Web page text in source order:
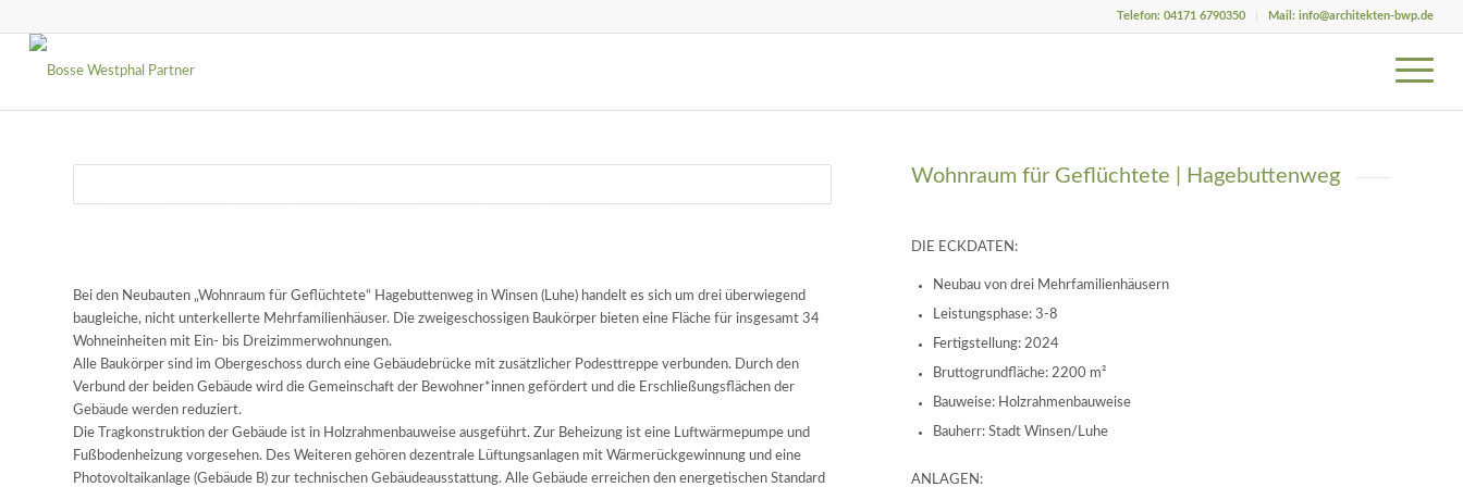
Telefon: 04171 6790350 Mail: info@architekten-bwp.de
Bei den Neubauten „Wohnraum für Geflüchtete“ Hagebuttenweg in Winsen (Luhe) handelt es sich um drei überwiegend
baugleiche, nicht unterkellerte Mehrfamilienhäuser. Die zweigeschossigen Baukörper bieten eine Fläche für insgesamt 34
Wohneinheiten mit Ein- bis Dreizimmerwohnungen.
Alle Baukörper sind im Obergeschoss durch eine Gebäudebrücke mit zusätzlicher Podesttreppe verbunden. Durch den
Verbund der beiden Gebäude wird die Gemeinschaft der Bewohner*innen gefördert und die Erschließungsflächen der
Gebäude werden reduziert.
Die Tragkonstruktion der Gebäude ist in Holzrahmenbauweise ausgeführt. Zur Beheizung ist eine Luftwärmepumpe und
Fußbodenheizung vorgesehen. Des Weiteren gehören dezentrale Lüftungsanlagen mit Wärmerückgewinnung und eine
Photovoltaikanlage (Gebäude B) zur technischen Gebäudeausstattung. Alle Gebäude erreichen den energetischen Standard
Wohnraum für Geflüchtete | Hagebuttenweg
DIE ECKDATEN:
Neubau von drei Mehrfamilienhäusern
Leistungsphase: 3-8
Fertigstellung: 2024
Bruttogrundfläche: 2200 m²
Bauweise: Holzrahmenbauweise
Bauherr: Stadt Winsen/Luhe
ANLAGEN: